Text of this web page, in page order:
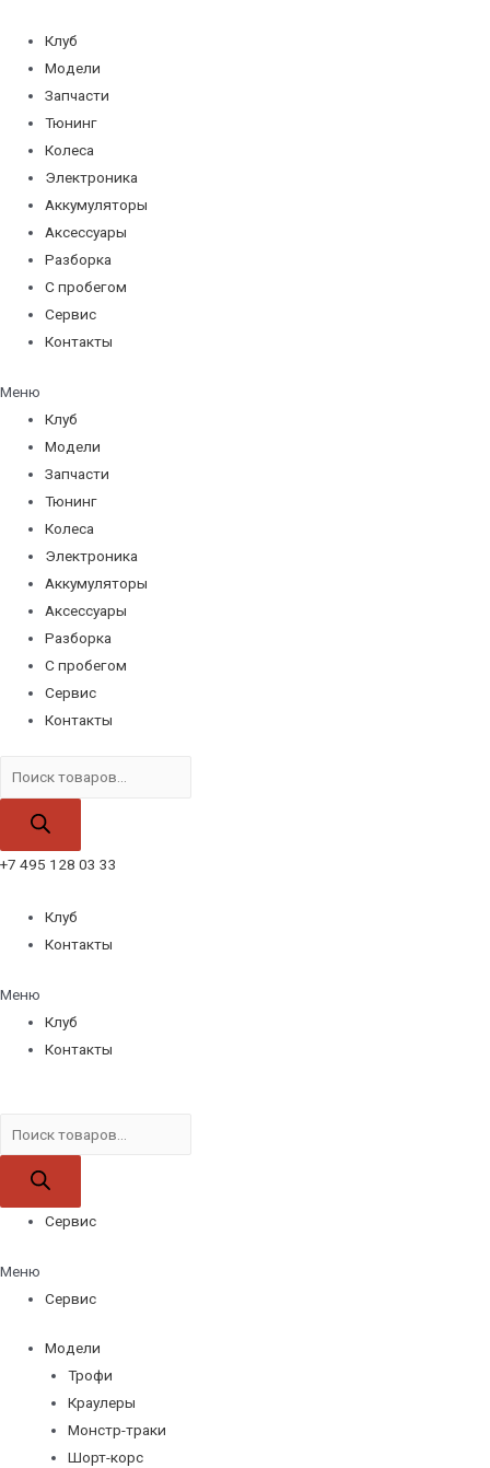
содержимому
Клуб
Модели
Запчасти
Тюнинг
Колеса
Электроника
Аккумуляторы
Аксессуары
Разборка
С пробегом
Сервис
Контакты
Меню
Клуб
Модели
Запчасти
Тюнинг
Колеса
Электроника
Аккумуляторы
Аксессуары
Разборка
С пробегом
Сервис
Контакты
товаров
+7 495 128 03 33
Клуб
Контакты
Меню
Клуб
Контакты
товаров
Сервис
Меню
Сервис
Модели
Трофи
Краулеры
Монстр-траки
Шорт-корс